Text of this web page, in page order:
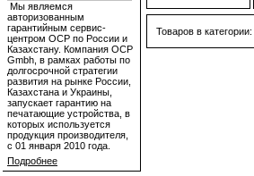
Мы являемся
авторизованным
гарантийным сервис-
центром OCP по России и
Казахстану. Компания OCP
Gmbh, в рамках работы по
долгосрочной стратегии
развития на рынке России,
Казахстана и Украины,
запускает гарантию на
печатающие устройства, в
которых используется
продукция производителя,
с 01 января 2010 года.
Подробнее
Товаров в категории: